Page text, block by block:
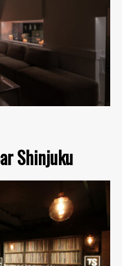
Shinjuku